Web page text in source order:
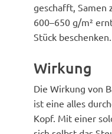
geschafft, Samen
600–650 g/m²
Stück beschenken.
Wirkung
Die Wirkung von
ist eine alles
Kopf. Mit einer